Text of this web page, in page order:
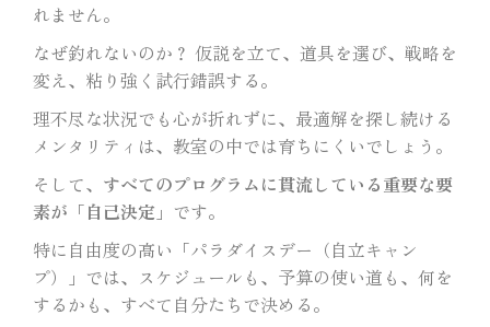
れません。
なぜ釣れないのか？ 仮説を立て、道具を選び、戦略を
変え、粘り強く試行錯誤する。
理不尽な状況でも心が折れずに、最適解を探し続ける
メンタリティは、教室の中では育ちにくいでしょう。
そして、 すべてのプログラムに貫流している重要な要
素が「自己決定」 です。
特に自由度の高い「パラダイスデー（自立キャン
プ）」では、スケジュールも、予算の使い道も、何を
するかも、すべて自分たちで決める。